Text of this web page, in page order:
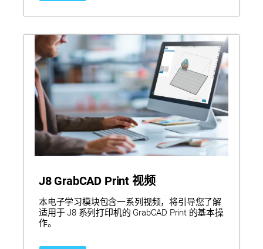
J8 GrabCAD Print 视频
本电子学习模块包含一系列视频，将引导您了解
适用于 J8 系列打印机的 GrabCAD Print 的基本操
作。